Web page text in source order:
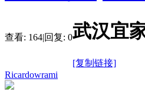
查看: 164|回复: 0武汉宜
[复制链接]
Ricardowrami